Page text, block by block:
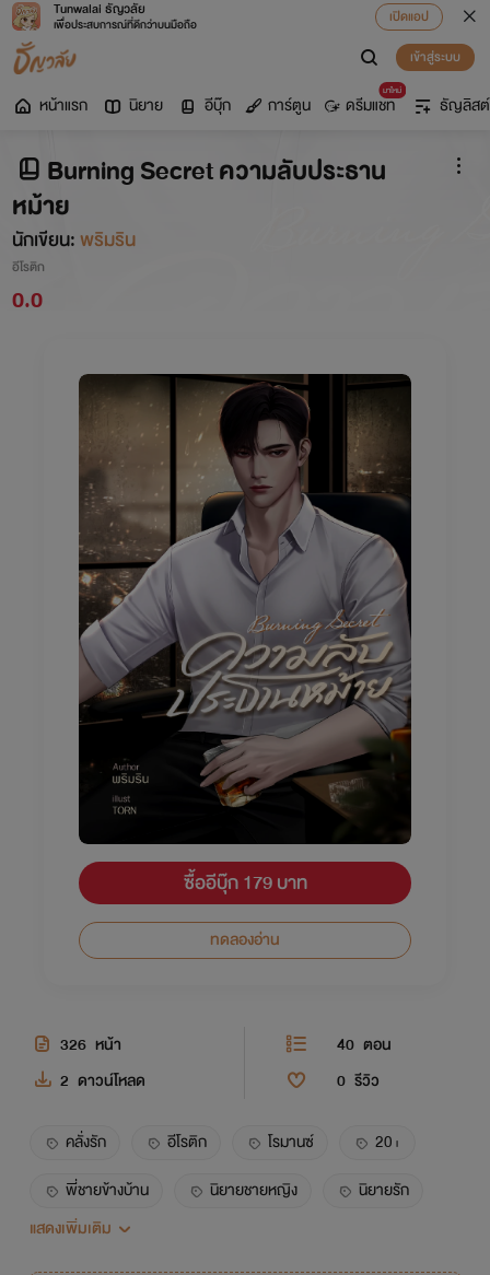
Tunwalai ธัญวลัย
เพื่อประสบการณ์ที่ดีกว่าบนมือถือ
เปิดแอป
เข้าสู่ระบบ
หน้าแรก นิยาย อีบุ๊ก การ์ตูน
มาใหม่
ดรีมแชท ธัญลิสต์
Burning Secret ความลับประธาน
หม้าย
นักเขียน:พริมริน
อีโรติก
0.0
ซื้ออีบุ๊ก 179 บาท
ทดลองอ่าน
326 หน้า 40 ตอน
2 ดาวน์โหลด 0 รีวิว
คลั่งรัก อีโรติก โรมานซ์
20+
พี่ชายข้างบ้าน
นิยายชายหญิง
นิยายรัก
โรแมนติก
แสดงเพิ่มเติม